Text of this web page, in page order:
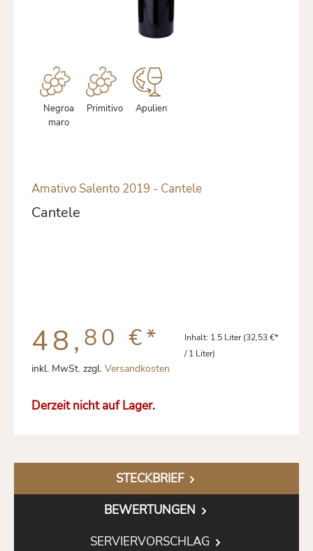
Negroa
maro
Primitivo Apulien
Amativo Salento 2019 - Cantele
Cantele
48, 80 €* Inhalt: 1.5 Liter(32,53 €*
/ 1 Liter)
inkl. MwSt. zzgl. Versandkosten
Derzeit nicht auf Lager.
STECKBRIEF
BEWERTUNGEN
SERVIERVORSCHLAG